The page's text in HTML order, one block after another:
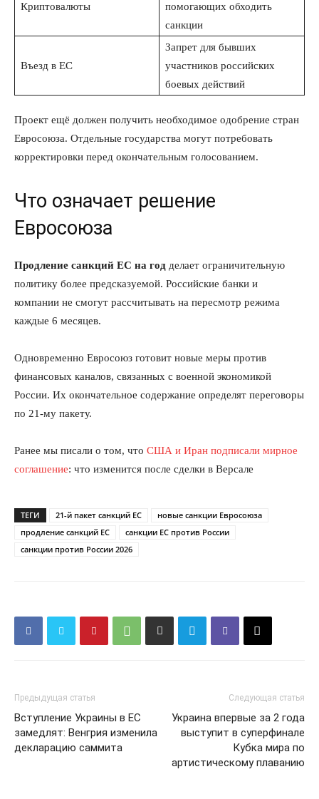
КавПолит
Криптовалюты
помогающих обходить
санкции
Въезд в ЕС
Запрет для бывших
участников российских
боевых действий
Проект ещё должен получить необходимое одобрение стран
Евросоюза. Отдельные государства могут потребовать
корректировки перед окончательным голосованием.
Что означает решение
Евросоюза
Продление санкций ЕС на год делает ограничительную
политику более предсказуемой. Российские банки и
компании не смогут рассчитывать на пересмотр режима
каждые 6 месяцев.
Одновременно Евросоюз готовит новые меры против
финансовых каналов, связанных с военной экономикой
России. Их окончательное содержание определят переговоры
по 21-му пакету.
Ранее мы писали о том, что США и Иран подписали мирное
соглашение: что изменится после сделки в Версале
ТЕГИ 21-й пакет санкций ЕС
новые санкции Евросоюза
продление санкций ЕС
санкции ЕС против России
санкции против России 2026
Предыдущая статья
Вступление Украины в ЕС
замедлят: Венгрия изменила
декларацию саммита
Следующая статья
Украина впервые за 2 года
выступит в суперфинале
Кубка мира по
артистическому плаванию